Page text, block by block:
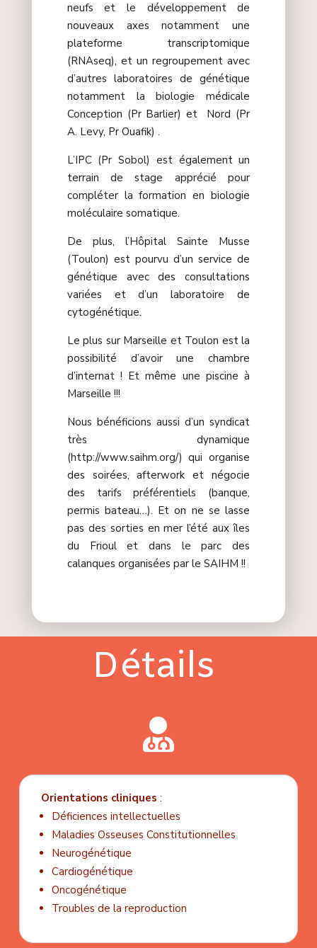
neufs et le développement de
nouveaux axes notamment une
plateforme transcriptomique
(RNAseq), et un regroupement avec
d’autres laboratoires de génétique
notamment la biologie médicale
Conception (Pr Barlier) et Nord (Pr
A. Levy, Pr Ouafik) .
L’IPC (Pr Sobol) est également un
terrain de stage apprécié pour
compléter la formation en biologie
moléculaire somatique.
De plus, l’Hôpital Sainte Musse
(Toulon) est pourvu d’un service de
génétique avec des consultations
variées et d’un laboratoire de
cytogénétique.
Le plus sur Marseille et Toulon est la
possibilité d’avoir une chambre
d’internat ! Et même une piscine à
Marseille !!!
Nous bénéficions aussi d’un syndicat
très dynamique
(http://www.saihm.org/) qui organise
des soirées, afterwork et négocie
des tarifs préférentiels (banque,
permis bateau…). Et on ne se lasse
pas des sorties en mer l’été aux îles
du Frioul et dans le parc des
calanques organisées par le SAIHM !!
Détails

Orientations cliniques :
Déficiences intellectuelles
Maladies Osseuses Constitutionnelles
Neurogénétique
Cardiogénétique
Oncogénétique
Troubles de la reproduction